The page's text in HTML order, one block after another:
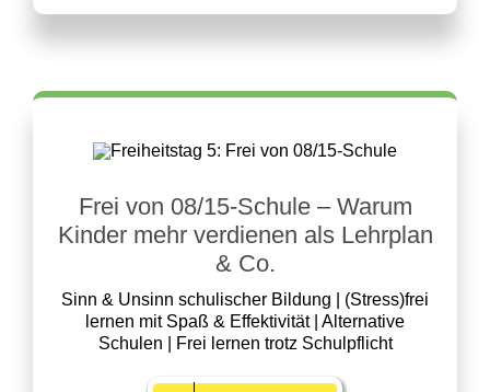
Frei von 08/15-Schule – Warum
Kinder mehr verdienen als Lehrplan
& Co.
Sinn & Unsinn schulischer Bildung | (Stress)frei
lernen mit Spaß & Effektivität | Alternative
Schulen | Frei lernen trotz Schulpflicht